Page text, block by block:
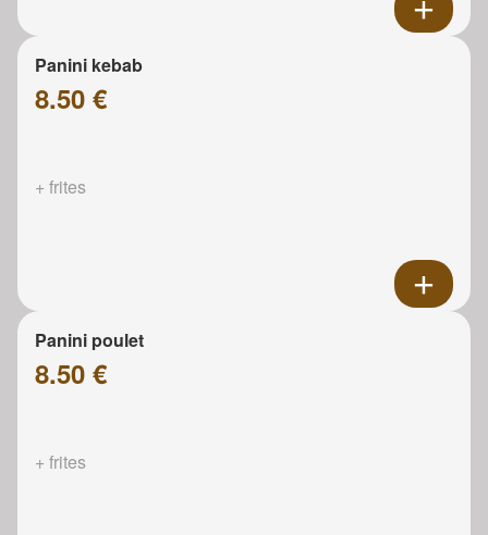
Panini kebab
8.50 €
+ frites
Panini poulet
8.50 €
+ frites